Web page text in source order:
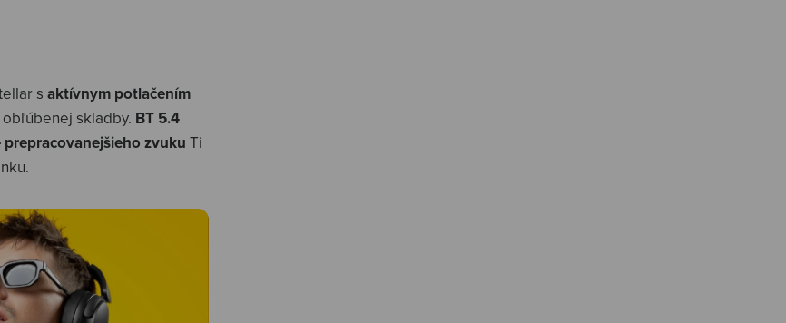
s aktívnym potlačením
skladby. BT 5.4
zvuku Ti